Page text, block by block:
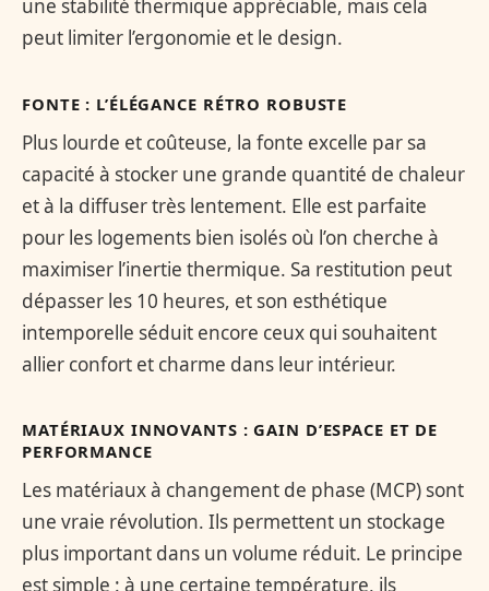
une stabilité thermique appréciable, mais cela
peut limiter l’ergonomie et le design.
FONTE : L’ÉLÉGANCE RÉTRO ROBUSTE
Plus lourde et coûteuse, la fonte excelle par sa
capacité à stocker une grande quantité de chaleur
et à la diffuser très lentement. Elle est parfaite
pour les logements bien isolés où l’on cherche à
maximiser l’inertie thermique. Sa restitution peut
dépasser les 10 heures, et son esthétique
intemporelle séduit encore ceux qui souhaitent
allier confort et charme dans leur intérieur.
MATÉRIAUX INNOVANTS : GAIN D’ESPACE ET DE
PERFORMANCE
Les matériaux à changement de phase (MCP) sont
une vraie révolution. Ils permettent un stockage
plus important dans un volume réduit. Le principe
est simple : à une certaine température, ils